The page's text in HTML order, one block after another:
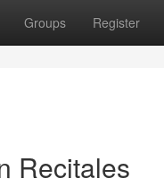
Groups Register
Recitales